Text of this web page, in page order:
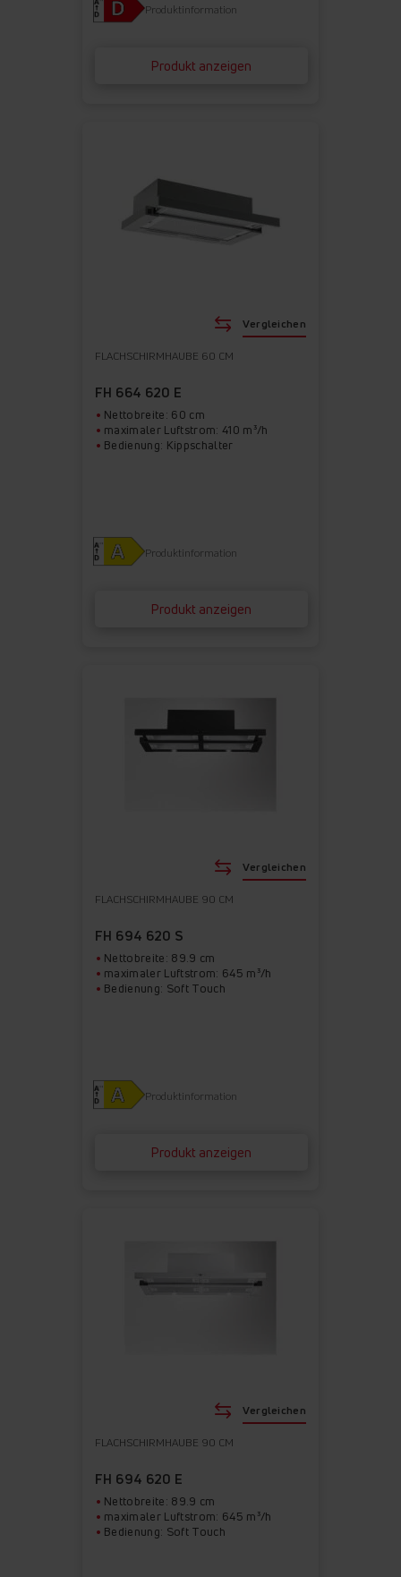
Produkt anzeigen
Produktinformation
FLACHSCHIRMHAUBE 60 CM
FH 664 620 E
Produkt anzeigen
Nettobreite: 60 cm
maximaler Luftstrom: 410 m³/h
Bedienung: Kippschalter
Produktinformation
Vergleichen
FLACHSCHIRMHAUBE 90 CM
FH 694 620 S
Produkt anzeigen
Nettobreite: 89.9 cm
maximaler Luftstrom: 645 m³/h
Bedienung: Soft Touch
Produktinformation
Vergleichen
FLACHSCHIRMHAUBE 90 CM
FH 694 620 E
Nettobreite: 89.9 cm
maximaler Luftstrom: 645 m³/h
Bedienung: Soft Touch
Vergleichen